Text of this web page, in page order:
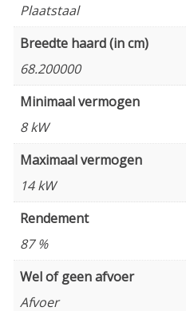
Plaatstaal
Breedte haard (in cm)
68.200000
Minimaal vermogen
8 kW
Maximaal vermogen
14 kW
Rendement
87 %
Wel of geen afvoer
Afvoer